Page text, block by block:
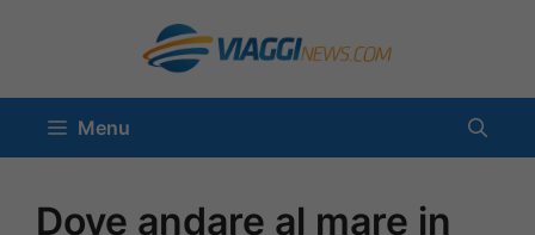
contenuto
Menu
Dove andare al mare in